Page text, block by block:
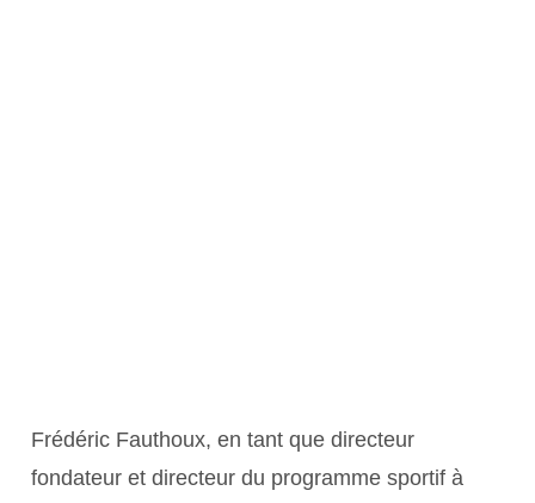
Frédéric Fauthoux, en tant que directeur
fondateur et directeur du programme sportif à